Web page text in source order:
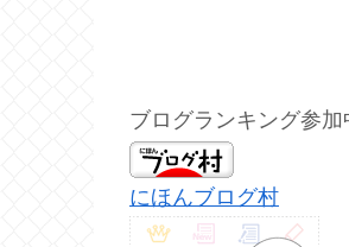
ブログランキング参加
にほんブログ村